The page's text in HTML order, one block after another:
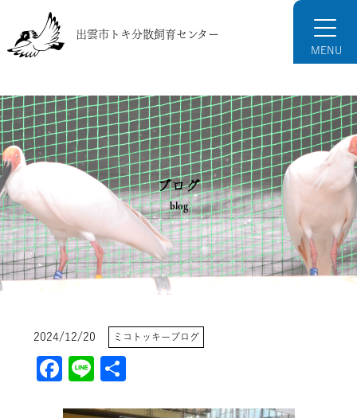
出雲市トキ分散飼育センター
ブログ
blog
2024/12/20 ミコトッキーブログ
Facebook
Line